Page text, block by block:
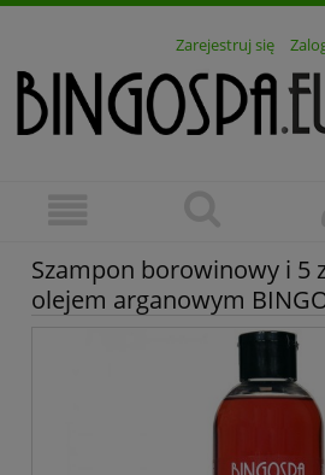
Zarejestruj się
Szampon borowinowy i 5
olejem arganowym